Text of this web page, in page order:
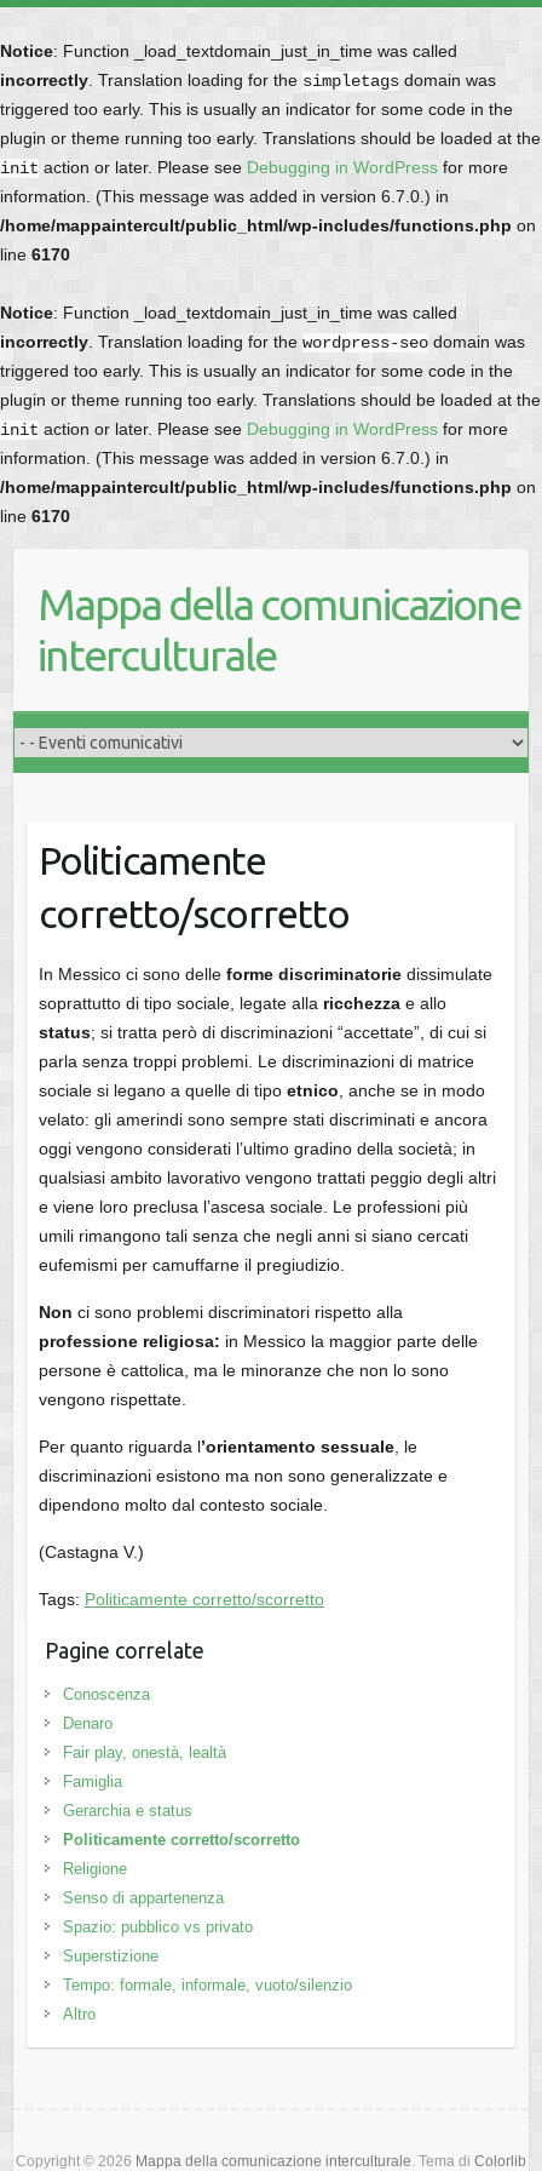
Notice: Function _load_textdomain_just_in_time was called
incorrectly . Translation loading for the simpletags domain was
triggered too early. This is usually an indicator for some code in the
plugin or theme running too early. Translations should be loaded at the
init action or later. Please see Debugging in WordPress for more
information. (This message was added in version 6.7.0.) in
/home/mappaintercult/public_html/wp-includes/functions.php on
line 6170
Notice: Function _load_textdomain_just_in_time was called
incorrectly . Translation loading for the wordpress-seo domain was
triggered too early. This is usually an indicator for some code in the
plugin or theme running too early. Translations should be loaded at the
init action or later. Please see Debugging in WordPress for more
information. (This message was added in version 6.7.0.) in
/home/mappaintercult/public_html/wp-includes/functions.php on
line 6170
Mappa della comunicazione
interculturale
Politicamente
corretto/scorretto
In Messico ci sono delleforme discriminatoriedissimulate
soprattutto di tipo sociale, legate alla ricchezzae allo
status; si tratta però di discriminazioni “accettate”, di cui si
parla senza troppi problemi. Le discriminazioni di matrice
sociale si legano a quelle di tipoetnico , anche se in modo
velato: gli amerindi sono sempre stati discriminati e ancora
oggi vengono considerati l’ultimo gradino della società; in
qualsiasi ambito lavorativo vengono trattati peggio degli altri
e viene loro preclusa l’ascesa sociale. Le professioni più
umili rimangono tali senza che negli anni si siano cercati
eufemismi per camuffarne il pregiudizio.
Non ci sono problemi discriminatori rispetto alla
professione religiosa: in Messico la maggior parte delle
persone è cattolica, ma le minoranze che non lo sono
vengono rispettate.
Per quanto riguarda l’orientamento sessuale, le
discriminazioni esistono ma non sono generalizzate e
dipendono molto dal contesto sociale.
(Castagna V.)
Tags: Politicamente corretto/scorretto
Pagine correlate
Conoscenza
Denaro
Fair play, onestà, lealtà
Famiglia
Gerarchia e status
Politicamente corretto/scorretto
Religione
Senso di appartenenza
Spazio: pubblico vs privato
Superstizione
Tempo: formale, informale, vuoto/silenzio
Altro
Copyright © 2026 Mappa della comunicazione interculturale. Tema di Colorlib